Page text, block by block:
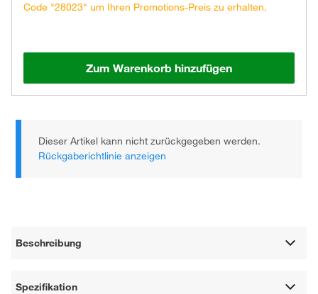
Code "28023" um Ihren Promotions-Preis zu erhalten.
Zum Warenkorb hinzufügen
Dieser Artikel kann nicht zurückgegeben werden.
Rückgaberichtlinie anzeigen
Beschreibung
Spezifikation